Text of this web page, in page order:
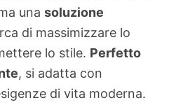
una soluzione
di massimizzare lo
lo stile. Perfetto
, si adatta con
di vita moderna.